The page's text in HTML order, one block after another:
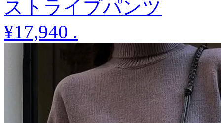
ストライプパンツ
¥17,940 .